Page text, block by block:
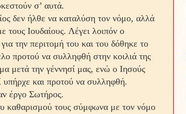
σ’ αυτά.
δεν ήλθε να καταλύση τον νόμο, αλλά
τους Ιουδαίους. Λέγει λοιπόν ο
την περιτομή του και του δόθηκε το
προτού να συλληφθή στην κοιλιά της
μετά την γέννησί μας, ενώ ο Ιησούς
υπήρχε και προτού να συλληφθή.
έργο Σωτήρος.
καθαρισμού τους σύμφωνα με τον νόμο